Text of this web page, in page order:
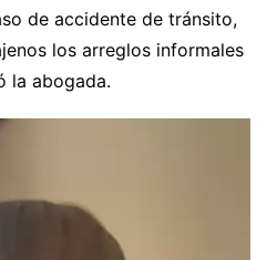
de accidente de tránsito,
los arreglos informales
la abogada.